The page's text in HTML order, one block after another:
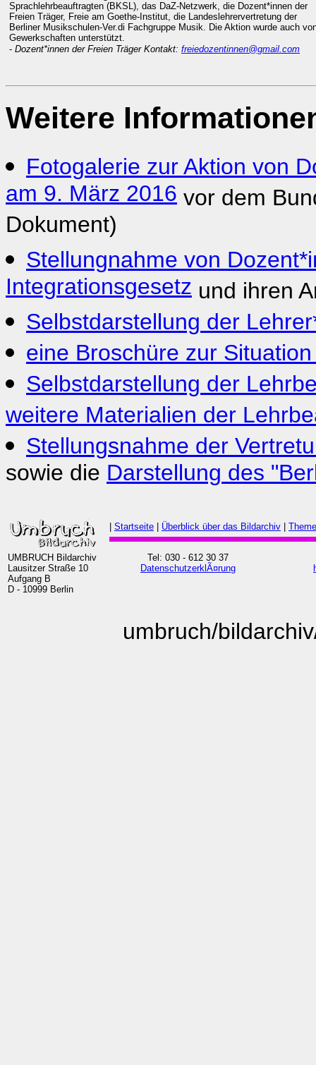
Sprachlehrbeauftragten (BKSL), das DaZ-Netzwerk, die Dozent*innen der
Freien Träger, Freie am Goethe-Institut, die Landeslehrervertretung der
Berliner Musikschulen-Ver.di Fachgruppe Musik. Die Aktion wurde auch
Gewerkschaften unterstützt.
- Dozent*innen der Freien Träger Kontakt: freiedozentinnen@gmail.com
Weitere
Fotogalerie zur Aktion von
am 9. März 2016 vor dem
Dokument)
Stellungnahme von
Integrationsgesetz und ihren
Selbstdarstellung der
eine Broschüre zur
Selbstdarstellung der
weitere Materialien der
Stellungsnahme der
sowie die Darstellung des
Startseite Überblick über das Bildarchiv
UMBRUCH Bildarchiv
Lausitzer Straße 10
Aufgang B
D - 10999 Berlin
Tel: 030 - 612 30 37
DatenschutzerklÃ¤rung
umbruch/